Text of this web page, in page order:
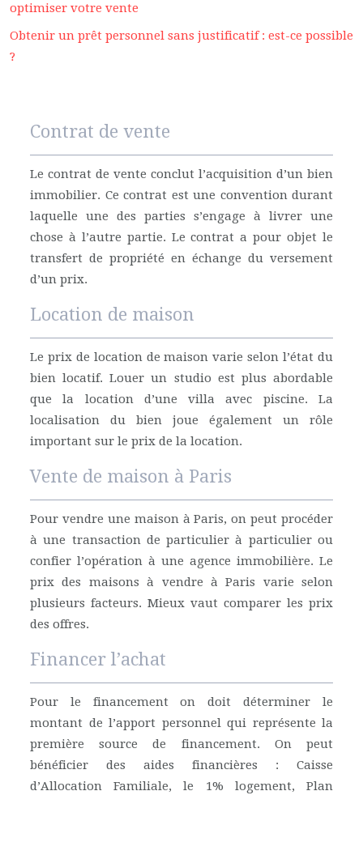
optimiser votre vente
Obtenir un prêt personnel sans justificatif : est-ce possible
?
Contrat de vente
Le contrat de vente conclut l’acquisition d’un bien
immobilier. Ce contrat est une convention durant
laquelle une des parties s’engage à livrer une
chose à l’autre partie. Le contrat a pour objet le
transfert de propriété en échange du versement
d’un prix.
Location de maison
Le prix de location de maison varie selon l’état du
bien locatif. Louer un studio est plus abordable
que la location d’une villa avec piscine. La
localisation du bien joue également un rôle
important sur le prix de la location.
Vente de maison à Paris
Pour vendre une maison à Paris, on peut procéder
à une transaction de particulier à particulier ou
confier l’opération à une agence immobilière. Le
prix des maisons à vendre à Paris varie selon
plusieurs facteurs. Mieux vaut comparer les prix
des offres.
Financer l’achat
Pour le financement on doit déterminer le
montant de l’apport personnel qui représente la
première source de financement. On peut
bénéficier des aides financières : Caisse
d’Allocation Familiale, le 1% logement, Plan